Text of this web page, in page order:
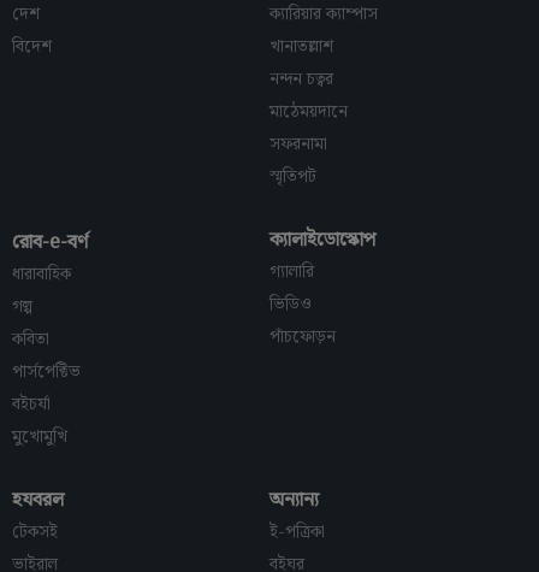
দেশ
বিদেশ
ক্যারিয়ার ক্যাম্পাস
খানাতল্লাশ
নন্দন চত্বর
মাঠেময়দানে
সফরনামা
স্মৃতিপট
রোব-e-বর্ণ
ধারাবাহিক
গল্প
কবিতা
পার্সপেক্টিভ
বইচর্যা
মুখোমুখি
ক্যালাইডোস্কোপ
গ্যালারি
ভিডিও
পাঁচফোড়ন
হযবরল
টেকসই
ভাইরাল
অন্যান্য
ই-পত্রিকা
বইঘর